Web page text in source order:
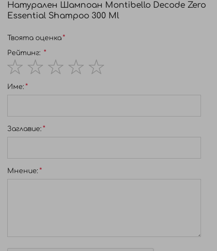
Натурален Шампоан Montibello Decode Zero
Essential Shampoo 300 Ml
Твоята оценка
Рейтинг:
star
stars
stars
stars
stars
Име:
Заглавиe:
Мнение: